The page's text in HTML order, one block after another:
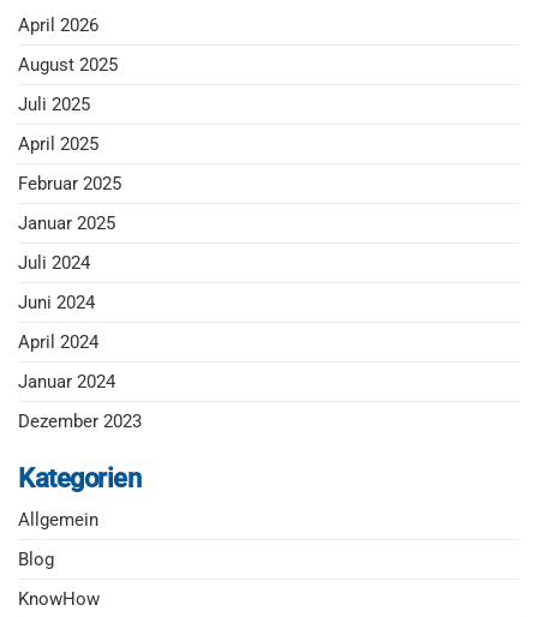
April 2026
August 2025
Juli 2025
April 2025
Februar 2025
Januar 2025
Juli 2024
Juni 2024
April 2024
Januar 2024
Dezember 2023
Kategorien
Allgemein
Blog
KnowHow